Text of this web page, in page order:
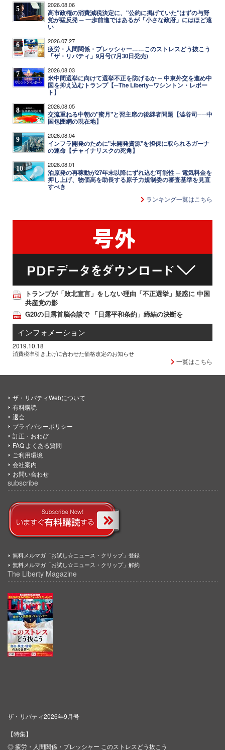
5 2026.08.06
高市政権の消費減税決定に、"公約に掲げていた"はずの与野
党が猛反発 ─ 一歩前進ではあるが「小さな政府」にはほど遠
い
6 2026.07.27
疲労・人間関係・プレッシャー……このストレスどう抜こう
「ザ・リバティ」9月号(7月30日発売)
7 2026.08.03
米中間選挙に向けて選挙不正を防げるか ─ 中東外交を進め中
国を抑え込むトランプ【─The Liberty─ワシントン・レポー
ト】
8 2026.08.05
交流重ねる中朝の"蜜月"と習主席の後継者問題【澁谷司──中
国包囲網の現在地】
9 2026.08.04
インフラ開発のために"未開発資源"を担保に取られるガーナ
の運命【チャイナリスクの死角】
10 2026.08.01
泊原発の再稼動が27年末以降にずれ込む可能性 ─ 電気料金を
押し上げ、物価高を助長する原子力規制委の審査基準を見直
すべき
ランキング一覧はこちら
トランプが「敗北宣言」をしない理由「不正選挙」疑惑に 中国
共産党の影
G20の日露首脳会談で 「日露平和条約」締結の決断を
インフォメーション
2019.10.18
消費税率引き上げに合わせた価格改定のお知らせ
一覧はこちら
ザ・リバティWebについて
有料購読
退会
プライバシーポリシー
訂正・おわび
FAQ よくある質問
ご利用環境
会社案内
お問い合わせ
subscribe
無料メルマガ「お試し☆ニュース・クリップ」登録
無料メルマガ「お試し☆ニュース・クリップ」解約
The Liberty Magazine
ザ・リバティ2026年9月号
【特集】
◎ 疲労・人間関係・プレッシャー このストレスどう抜こう